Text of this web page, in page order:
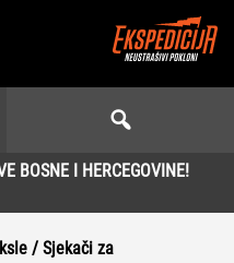
BOSNE I HERCEGOVINE!
/ Sjekači za